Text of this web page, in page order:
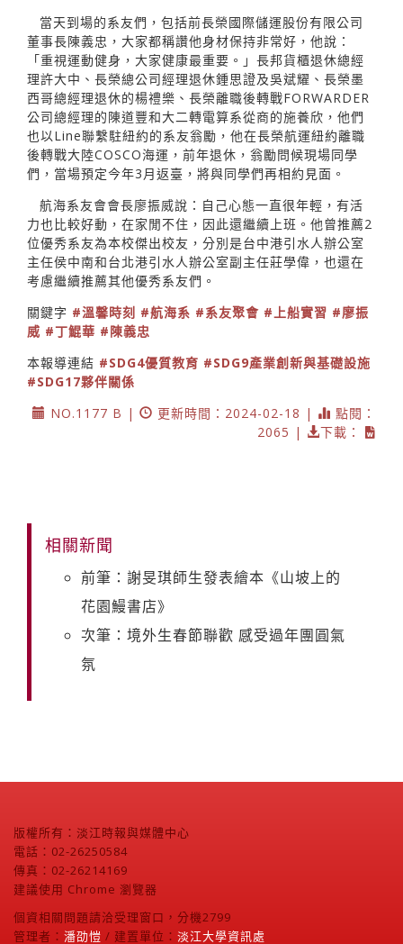
當天到場的系友們，包括前長榮國際儲運股份有限公司
董事長陳義忠，大家都稱讚他身材保持非常好，他說：
「重視運動健身，大家健康最重要。」長邦貨櫃退休總經
理許大中、長榮總公司經理退休鍾思證及吳斌耀、長榮墨
西哥總經理退休的楊禮樂、長榮離職後轉戰FORWARDER
公司總經理的陳道豐和大二轉電算系從商的施養欣，他們
也以Line聯繫駐紐約的系友翁勵，他在長榮航運紐約離職
後轉戰大陸COSCO海運，前年退休，翁勵問候現場同學
們，當場預定今年3月返臺，將與同學們再相約見面。
航海系友會會長廖振威說：自己心態一直很年輕，有活
力也比較好動，在家閒不住，因此還繼續上班。他曾推薦2
位優秀系友為本校傑出校友，分別是台中港引水人辦公室
主任侯中南和台北港引水人辦公室副主任莊學偉，也還在
考慮繼續推薦其他優秀系友們。
關鍵字 #溫馨時刻 #航海系 #系友聚會 #上船實習 #廖振
威 #丁鯤華 #陳義忠
本報導連結 #SDG4優質教育 #SDG9產業創新與基礎設施
#SDG17夥伴關係
NO.1177 B |
更新時間：2024-02-18 |
點閱：
2065 |
下載：
相關新聞
前筆：謝旻琪師生發表繪本《山坡上的
花園鰻書店》
次筆：境外生春節聯歡 感受過年團圓氣
氛
版權所有：淡江時報與媒體中心
電話：02-26250584
傳真：02-26214169
建議使用 Chrome 瀏覽器
個資相關問題請洽受理窗口，分機2799
管理者： 潘劭愷 / 建置單位： 淡江大學資訊處